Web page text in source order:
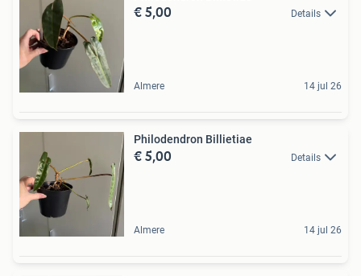
€ 5,00 Details
Almere 14 jul 26
Philodendron Billietiae
€ 5,00 Details
Almere 14 jul 26